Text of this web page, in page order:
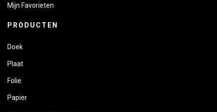
Mijn Favorieten
PRODUCTEN
Doek
Plaat
Folie
Papier